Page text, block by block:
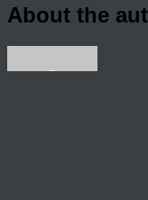
About the